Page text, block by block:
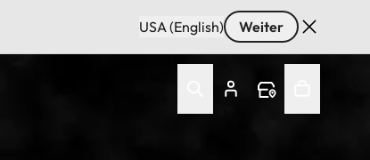
USA (English) Weiter